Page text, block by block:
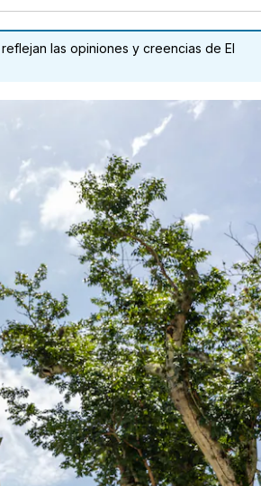
las opiniones y creencias de El